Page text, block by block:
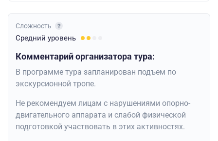
Сложность
Средний уровень
Комментарий организатора тура:
В программе тура запланирован подъем по
экскурсионной тропе.
Не рекомендуем лицам с нарушениями опорно-
двигательного аппарата и слабой физической
подготовкой участвовать в этих активностях.